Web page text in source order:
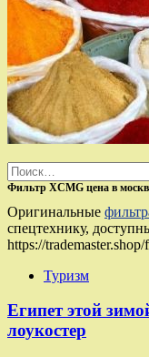
Найти:
Фильтр XCMG цена в
Оригинальные
спецтехнику,
https://
Туризм
Египет этой
лоукостер